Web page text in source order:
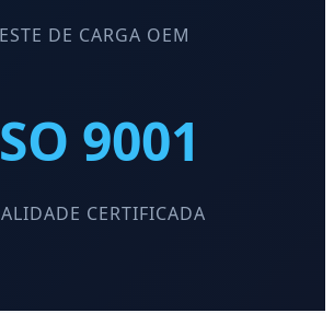
DE CARGA OEM
9001
CERTIFICADA